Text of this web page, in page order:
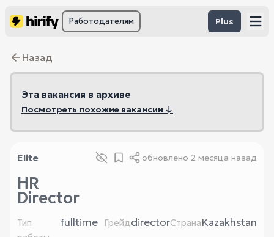
Работодателям Plus
Назад
Эта вакансия в архиве
Посмотреть похожие вакансии ↓
Elite обновлено 2 месяца назад
HR
Director
Тип
fulltime ГрейдdirectorСтранаKazakhstan